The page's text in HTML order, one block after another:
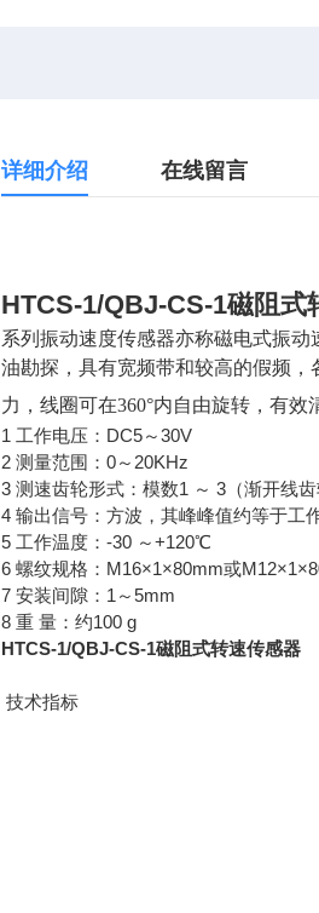
详细介绍 在线留言
HTCS-1/QBJ-CS-1磁阻式
系列振动速度传感器亦称磁电式振
油勘探，具有宽频带和较高的假频
力，线圈可在360°内自由旋转，有
1 工作电压：DC5～30V
2 测量范围：0～20KHz
3 测速齿轮形式：模数1 ～ 3（渐开线齿
4 输出信号：方波，其峰峰值约等于工
5 工作温度：-30 ～+120℃
6 螺纹规格：M16×1×80mm或
7 安装间隙：1～5mm
8 重 量：约100 g
HTCS-1/QBJ-CS-1磁阻式转速传感器
技术指标